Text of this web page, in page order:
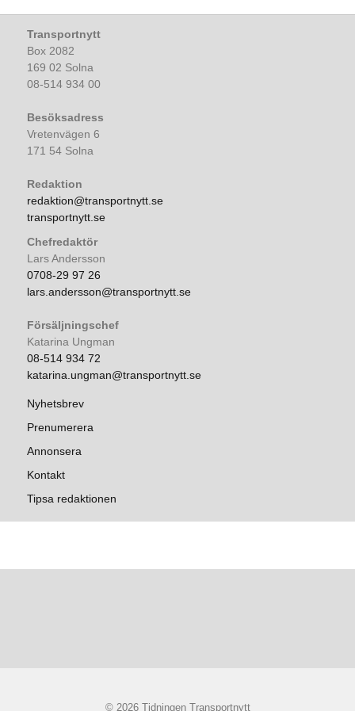
Transportnytt
Box 2082
169 02 Solna
08-514 934 00
Besöksadress
Vretenvägen 6
171 54 Solna
Redaktion
redaktion@transportnytt.se
transportnytt.se
Chefredaktör
Lars Andersson
0708-29 97 26
lars.andersson@transportnytt.se
Försäljningschef
Katarina Ungman
08-514 934 72
katarina.ungman@transportnytt.se
Nyhetsbrev
Prenumerera
Annonsera
Kontakt
Tipsa redaktionen
© 2026 Tidningen Transportnytt